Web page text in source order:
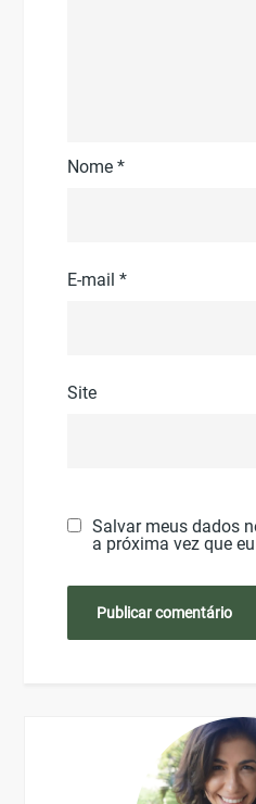
Nome*
E-mail*
Site
Salvar meus dados
a próxima vez que